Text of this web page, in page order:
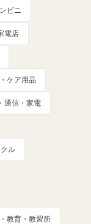
ビニ
電店
ケア用品
通信・家電
ル
教育・教習所